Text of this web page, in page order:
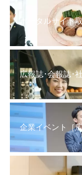
ポータルサイト
広報誌･会報誌･
企業イベント［